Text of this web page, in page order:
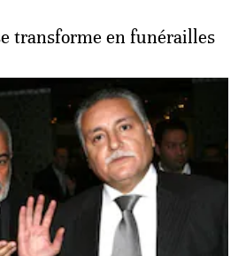
transforme en funérailles